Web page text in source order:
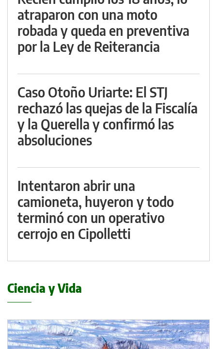
atraparon con una moto
robada y queda en preventiva
por la Ley de Reiterancia
Caso Otoño Uriarte: El STJ
rechazó las quejas de la Fiscalía
y la Querella y confirmó las
absoluciones
Intentaron abrir una
camioneta, huyeron y todo
terminó con un operativo
cerrojo en Cipolletti
Ciencia y Vida